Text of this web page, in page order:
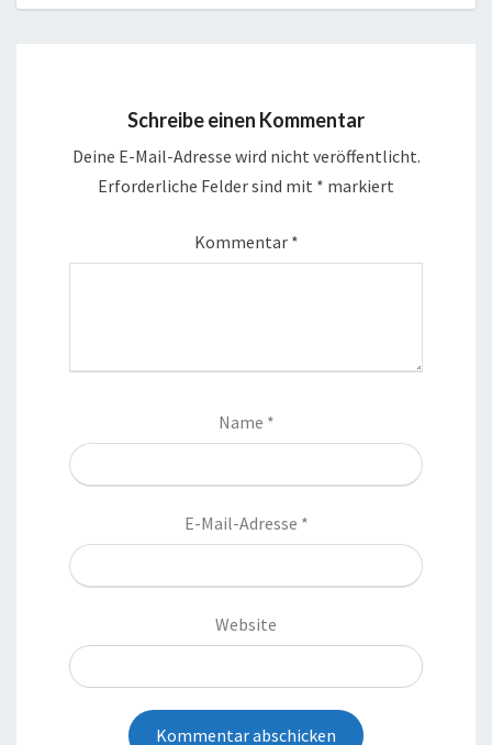
Schreibe einen Kommentar
Deine E-Mail-Adresse wird nicht veröffentlicht.
Erforderliche Felder sind mit * markiert
Kommentar *
Name *
E-Mail-Adresse *
Website